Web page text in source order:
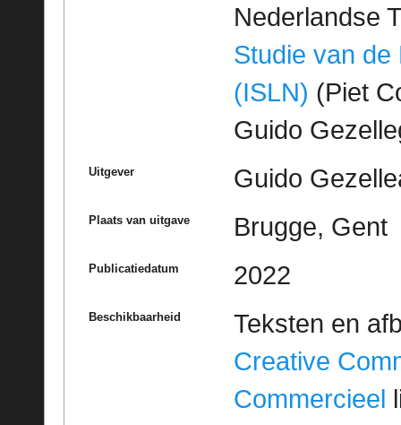
Nederlandse
Studie van de
(ISLN) (Piet
Guido
Uitgever Guido
Plaats van uitgave Brugge, Gent
Publicatiedatum 2022
Beschikbaarheid
Teksten en
Creative
Commercieel